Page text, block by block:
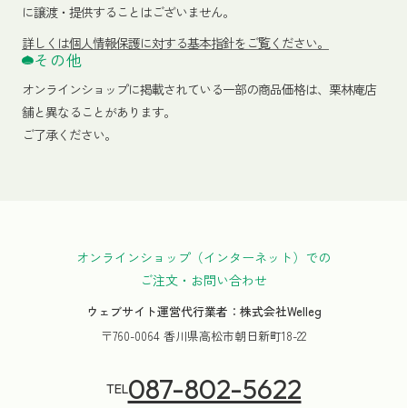
に譲渡・提供することはございません。
詳しくは個人情報保護に対する基本指針をご覧ください。
その他
オンラインショップに掲載されている一部の商品価格は、栗林庵店
舗と異なることがあります。
ご了承ください。
オンラインショップ（インターネット）での
ご注文・お問い合わせ
ウェブサイト運営代行業者：株式会社Welleg
〒760-0064 香川県高松市朝日新町18-22
TEL087-802-5622